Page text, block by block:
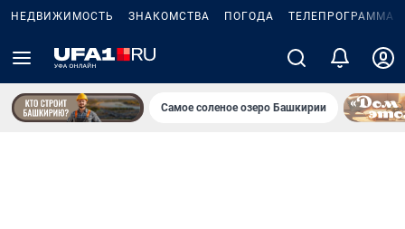
НЕДВИЖИМОСТЬ ЗНАКОМСТВА ПОГОДА ТЕЛЕПРОГРАММА
Самое соленое озеро Башкирии